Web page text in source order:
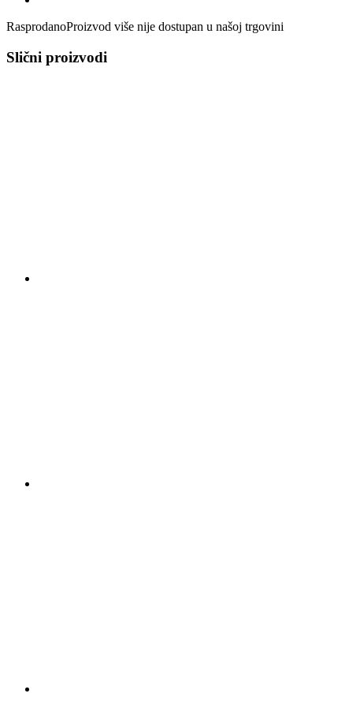
RasprodanoProizvod više nije dostupan u našoj trgovini
Slični proizvodi